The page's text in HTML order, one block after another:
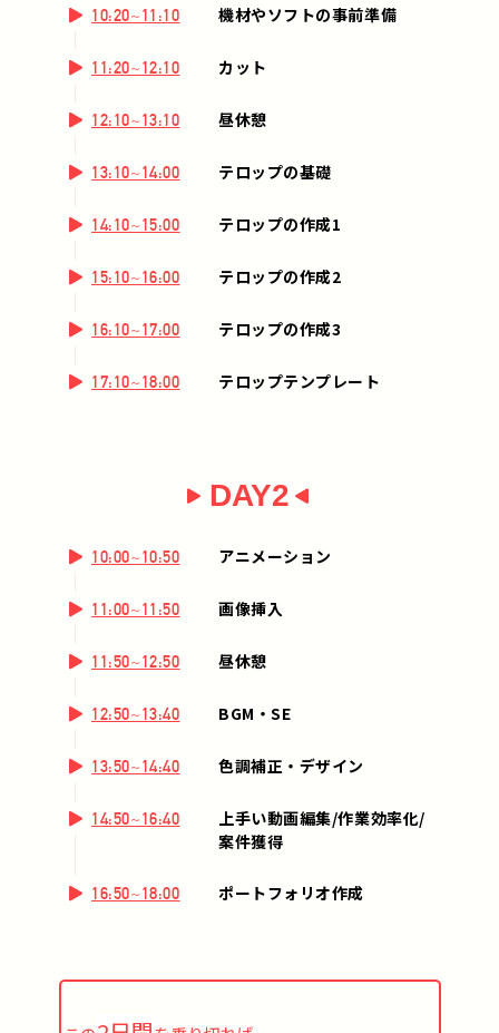
10:20~11:10 機材やソフトの事前準備
11:20~12:10 カット
12:10~13:10 昼休憩
13:10~14:00 テロップの基礎
14:10~15:00 テロップの作成1
15:10~16:00 テロップの作成2
16:10~17:00 テロップの作成3
17:10~18:00 テロップテンプレート
DAY2
10:00~10:50 アニメーション
11:00~11:50 画像挿入
11:50~12:50 昼休憩
12:50~13:40 BGM・SE
13:50~14:40 色調補正・デザイン
14:50~16:40
上手い動画編集/作業効率化/
案件獲得
16:50~18:00 ポートフォリオ作成